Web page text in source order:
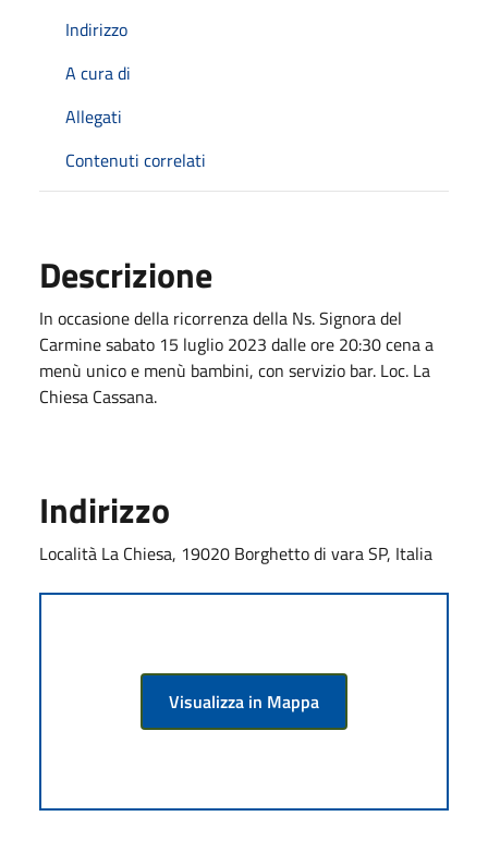
Indirizzo
A cura di
Allegati
Contenuti correlati
Descrizione
In occasione della ricorrenza della Ns. Signora del
Carmine sabato 15 luglio 2023 dalle ore 20:30 cena a
menù unico e menù bambini, con servizio bar. Loc. La
Chiesa Cassana.
Indirizzo
Località La Chiesa, 19020 Borghetto di vara SP, Italia
Visualizza in Mappa